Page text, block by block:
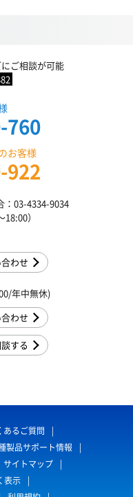
ご相談が可能
760
お客様
922
：03-4334-9034
）
わせ
年中無休)
わせ
する
あるご質問
製品サポート情報
サイトマップ
表示